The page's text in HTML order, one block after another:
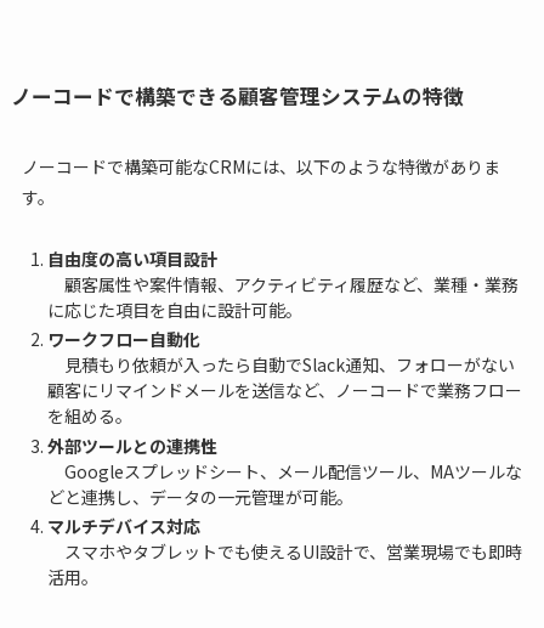
ノーコードで構築できる顧客管理システムの特徴
ノーコードで構築可能なCRMには、以下のような特徴がありま
す。
自由度の高い項目設計
顧客属性や案件情報、アクティビティ履歴など、業種・業務
に応じた項目を自由に設計可能。
ワークフロー自動化
見積もり依頼が入ったら自動でSlack通知、フォローがない
顧客にリマインドメールを送信など、ノーコードで業務フロー
を組める。
外部ツールとの連携性
Googleスプレッドシート、メール配信ツール、MAツールな
どと連携し、データの一元管理が可能。
マルチデバイス対応
スマホやタブレットでも使えるUI設計で、営業現場でも即時
活用。